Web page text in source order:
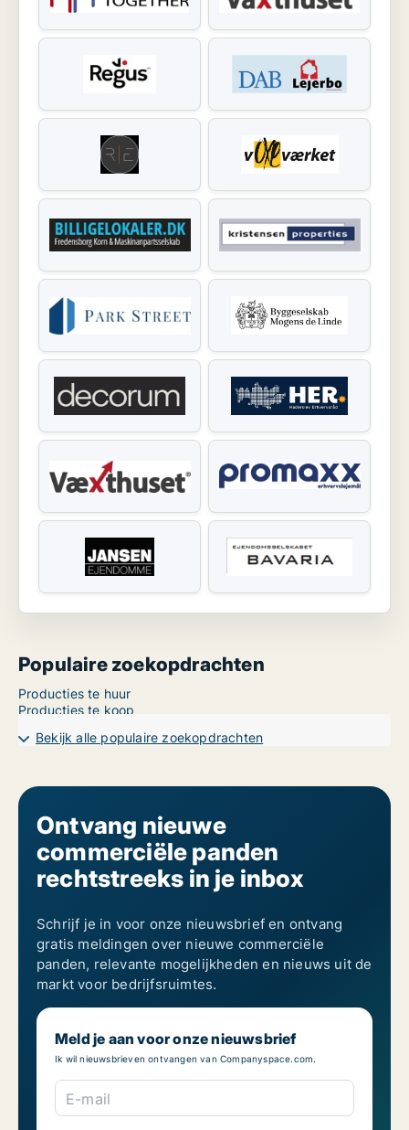
Populaire zoekopdrachten
Producties te huur
Producties te koop
Bekijk alle populaire zoekopdrachten
Ontvang nieuwe
commerciële panden
rechtstreeks in je inbox
Schrijf je in voor onze nieuwsbrief en ontvang
gratis meldingen over nieuwe commerciële
panden, relevante mogelijkheden en nieuws uit de
markt voor bedrijfsruimtes.
Meld je aan voor onze nieuwsbrief
Ik wil nieuwsbrieven ontvangen van Companyspace.com.
E-mail